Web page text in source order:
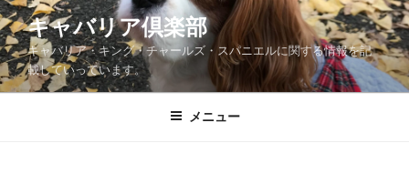
コ
ン
テ
ン
ツ
キャバリア倶楽部
キャバリア・キング・チャールズ・スパニエルに関する情報を記
載していっています。
メニュー